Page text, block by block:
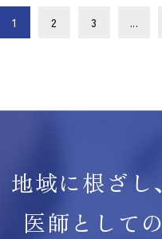
1 2 3 ...
地域に根ざし、
医師としての